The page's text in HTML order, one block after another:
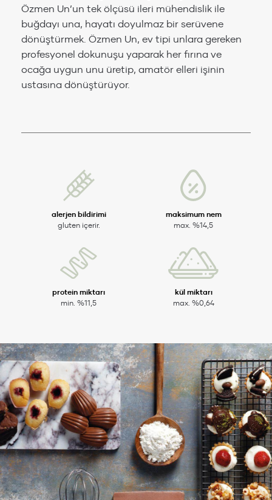
Özmen Un’un tek ölçüsü ileri mühendislik ile
buğdayı una, hayatı doyulmaz bir serüvene
dönüştürmek. Özmen Un, ev tipi unlara gereken
profesyonel dokunuşu yaparak her fırına ve
ocağa uygun unu üretip, amatör elleri işinin
ustasına dönüştürüyor.
alerjen bildirimi
gluten içerir.
maksimum nem
max. %14,5
protein miktarı
min. %11,5
kül miktarı
max. %0,64